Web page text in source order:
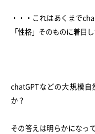
・・・これはあくまで
「性格」そのものに着目
chatGPTなどの大規模
か？
その答えは明らかになっ